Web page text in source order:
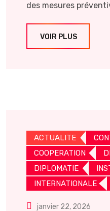
des mesures
VOIR PLUS
ACTUALITE
COOPERATION
DIPLOMATIE
INTERNATIONALE
janvier 22, 2026